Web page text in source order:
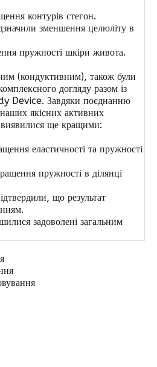
контурів стегон.
зменшення целюліту в
пружності шкіри живота.
(кондуктивним), також були
догляду разом із
Device. Завдяки поєднанню
якісних активних
виявилися ще кращими:
еластичності та пружності
пружності в ділянці
що результат
задоволені загальним